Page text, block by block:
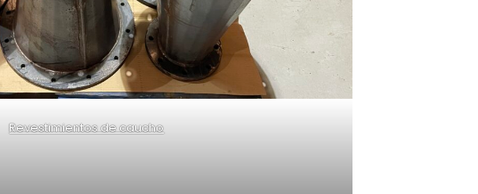
Revestimientos de caucho